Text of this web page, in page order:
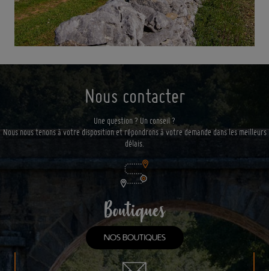
Nous contacter
Une question ? Un conseil ?
Nous nous tenons à votre disposition et répondrons à votre demande dans les meilleurs
délais.
Boutiques
NOS BOUTIQUES